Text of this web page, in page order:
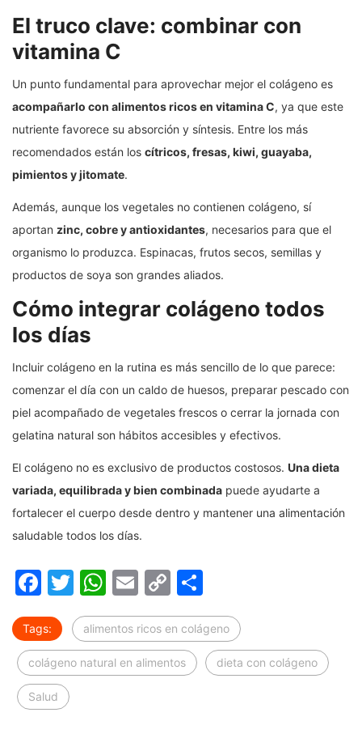
El truco clave: combinar con
vitamina C
Un punto fundamental para aprovechar mejor el colágeno es
acompañarlo con alimentos ricos en vitamina C, ya que este
nutriente favorece su absorción y síntesis. Entre los más
recomendados están los cítricos, fresas, kiwi, guayaba,
pimientos y jitomate.
Además, aunque los vegetales no contienen colágeno, sí
aportan zinc, cobre y antioxidantes, necesarios para que el
organismo lo produzca. Espinacas, frutos secos, semillas y
productos de soya son grandes aliados.
Cómo integrar colágeno todos
los días
Incluir colágeno en la rutina es más sencillo de lo que parece:
comenzar el día con un caldo de huesos, preparar pescado con
piel acompañado de vegetales frescos o cerrar la jornada con
gelatina natural son hábitos accesibles y efectivos.
El colágeno no es exclusivo de productos costosos. Una dieta
variada, equilibrada y bien combinada puede ayudarte a
fortalecer el cuerpo desde dentro y mantener una alimentación
saludable todos los días.
Facebook
Twitter
WhatsApp
Email
Copy
Link
Tags: alimentos ricos en colágeno
colágeno natural en alimentos dieta con colágeno
Salud